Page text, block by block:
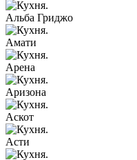
Альба Гриджо
Амати
Арена
Аризона
Аскот
Асти